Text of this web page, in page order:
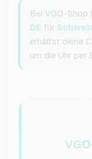
Bei VGO-Shop
DE für
erhältst deine
um die Uhr per